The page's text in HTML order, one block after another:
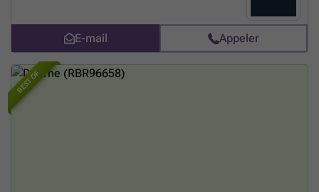
pour offrir à leurs occupants un lieu de vie spacieux, lumineux et
chaleureux de par leurs espaces intérieurs ouverts et leurs terrasses
idéalement orientées. Une attention particulière a été apportée sur
l’esthétisme grâce au choix des matériaux d’une grande qualité et à
une signature architecturale audacieuse. L’adaptabilité et l’ergonomie
des appartements permettra aux résidents de faire évoluer leur
logement en fonction de leurs besoins afin d’y rester vivre le plus
E-mail Appeler
BEST OF